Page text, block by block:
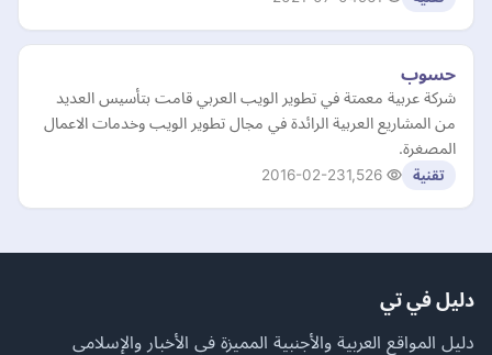
حسوب
شركة عربية معمتة في تطوير الويب العربي قامت بتأسيس العديد
من المشاريع العربية الرائدة في مجال تطوير الويب وخدمات الاعمال
المصغرة.
تقنية 2016-02-23
دليل في تي
دليل المواقع العربية والأجنبية المميزة في الأخبار والإسلامي